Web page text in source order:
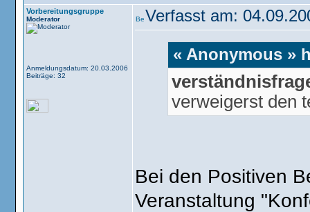
Vorbereitungsgruppe
Moderator
Anmeldungsdatum: 20.03.2006
Beiträge: 32
Verfasst am:
« Anonymous »
verweigerst den
Bei den Positiven
Veranstaltung